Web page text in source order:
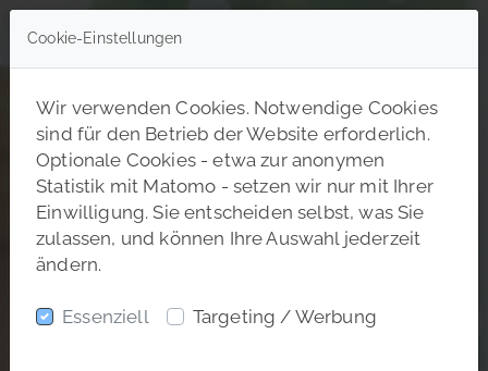
Cookie-Einstellungen
Wir verwenden Cookies. Notwendige Cookies
sind für den Betrieb der Website erforderlich.
Optionale Cookies - etwa zur anonymen
Statistik mit Matomo - setzen wir nur mit Ihrer
Einwilligung. Sie entscheiden selbst, was Sie
zulassen, und können Ihre Auswahl jederzeit
ändern.
Essenziell Targeting / Werbung